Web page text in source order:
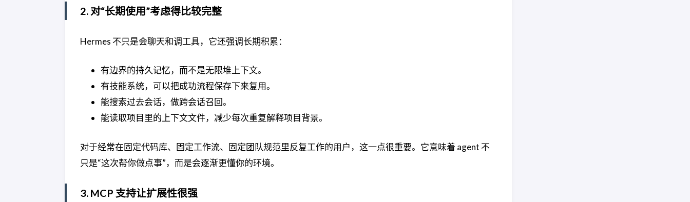
2. 对“长期使用”考虑得比较完整
Hermes 不只是会聊天和调工具，它还强调长期积累：
有边界的持久记忆，而不是无限堆上下文。
有技能系统，可以把成功流程保存下来复用。
能搜索过去会话，做跨会话召回。
能读取项目里的上下文文件，减少每次重复解释项目背景。
对于经常在固定代码库、固定工作流、固定团队规范里反复工作的用户，这一点很重要。它意味着 agent 不
只是“这次帮你做点事”，而是会逐渐更懂你的环境。
3. MCP 支持让扩展性很强